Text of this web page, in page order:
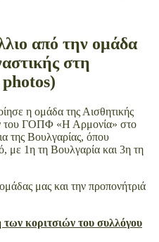
από την ομάδα
στη
η ομάδα της Αισθητικής
του ΓΟΠΦ «Η Αρμονία» στο
της Βουλγαρίας, όπου
με 1η τη Βουλγαρία και 3η τη
μας και την προπονήτριά
κοριτσιών του συλλόγου